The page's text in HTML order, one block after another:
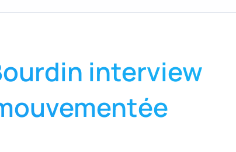
interview